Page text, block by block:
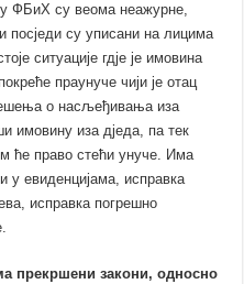
у ФБиХ су веома неажурне,
су уписани на лицима
ситуације гдје је имовина
праунуче чији је отац
о насљеђивања иза
имовину иза дједа, па тек
ће право стећи унуче. Има
у евиденцијама, исправка
исправка погрешно
прекршени закони, односно